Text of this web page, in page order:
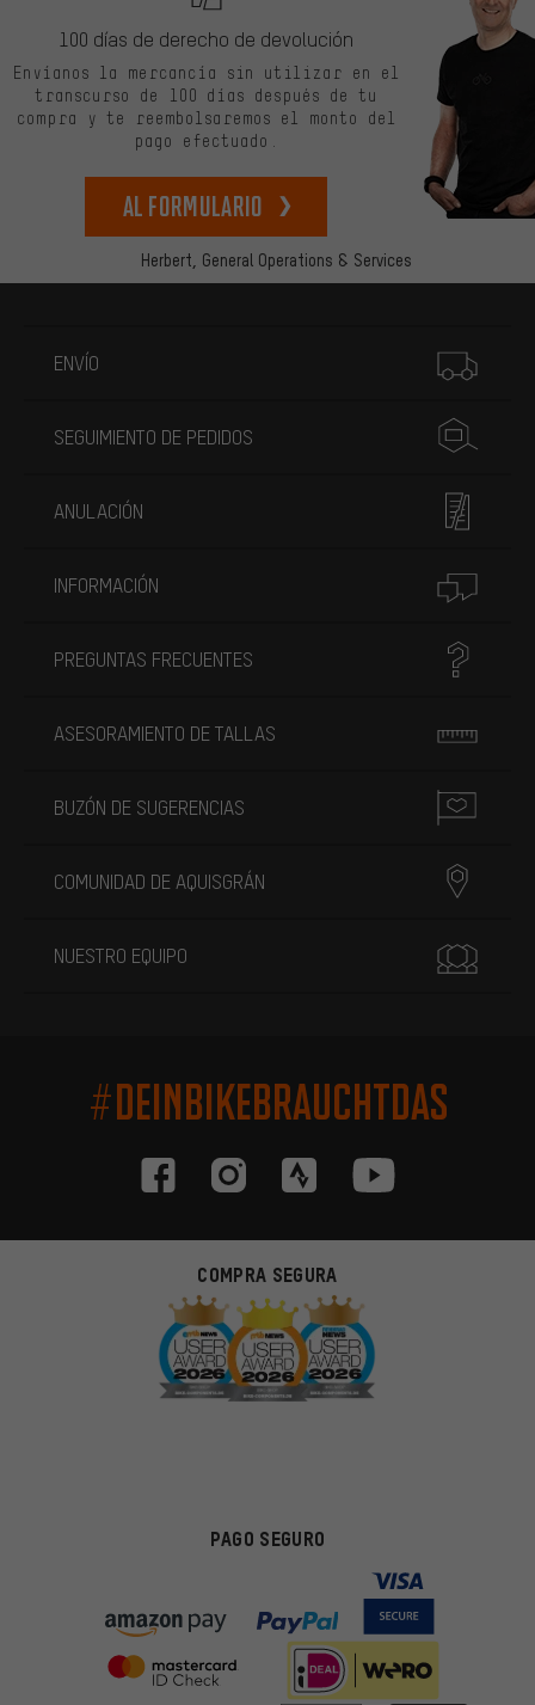
Herbert, General Operations & Services
100 días de derecho de devolución
Envíanos la mercancía sin utilizar en el
transcurso de 100 días después de tu
compra y te reembolsaremos el monto del
pago efectuado.
Al formulario
ENVÍO
SEGUIMIENTO DE PEDIDOS
ANULACIÓN
INFORMACIÓN
PREGUNTAS FRECUENTES
ASESORAMIENTO DE TALLAS
BUZÓN DE SUGERENCIAS
COMUNIDAD DE AQUISGRÁN
NUESTRO EQUIPO
#DEINBIKEBRAUCHTDAS
COMPRA SEGURA
PAGO SEGURO